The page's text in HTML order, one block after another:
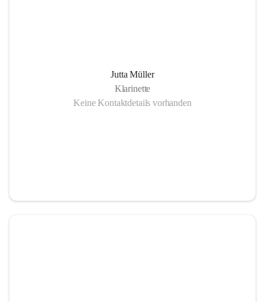
Jutta Müller
Klarinette
Keine Kontaktdetails vorhanden